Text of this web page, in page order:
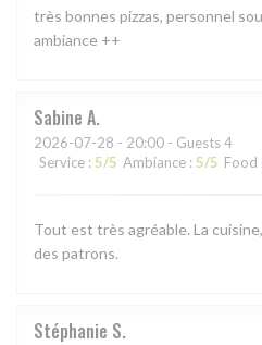
très bonnes pizzas, personnel
ambiance ++
Sabine A
2026-07-28 - 20:00 - Guests 4
Service : 5/5 Ambiance : 5/5 Food
Tout est très agréable. La
des patrons.
Stéphanie S